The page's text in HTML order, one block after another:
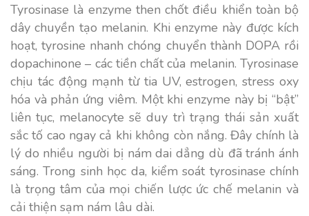
Tyrosinase là enzyme then chốt điều khiển toàn bộ
dây chuyền tạo melanin. Khi enzyme này được kích
hoạt, tyrosine nhanh chóng chuyển thành DOPA rồi
dopachinone – các tiền chất của melanin. Tyrosinase
chịu tác động mạnh từ tia UV, estrogen, stress oxy
hóa và phản ứng viêm. Một khi enzyme này bị “bật”
liên tục, melanocyte sẽ duy trì trạng thái sản xuất
sắc tố cao ngay cả khi không còn nắng. Đây chính là
lý do nhiều người bị nám dai dẳng dù đã tránh ánh
sáng. Trong sinh học da, kiểm soát tyrosinase chính
là trọng tâm của mọi chiến lược ức chế melanin và
cải thiện sạm nám lâu dài.